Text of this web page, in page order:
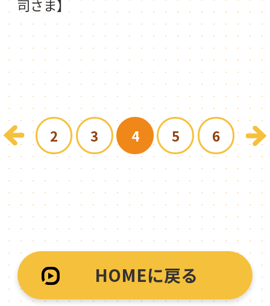
司さま】
2 3 4 5 6
HOMEに戻る